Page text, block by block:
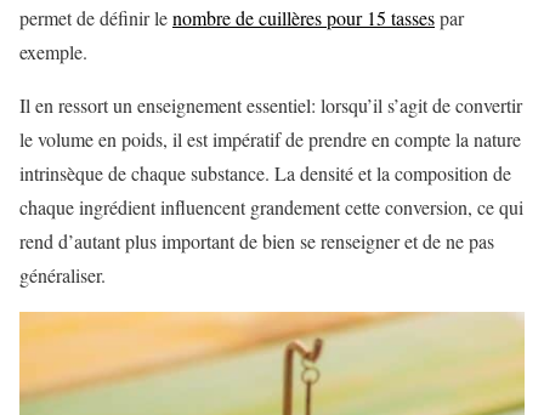
permet de définir lenombre de cuillères pour 15 tassespar
exemple.
Il en ressort un enseignement essentiel: lorsqu’il s’agit de convertir
le volume en poids, il est impératif de prendre en compte la nature
intrinsèque de chaque substance. La densité et la composition de
chaque ingrédient influencent grandement cette conversion, ce qui
rend d’autant plus important de bien se renseigner et de ne pas
généraliser.